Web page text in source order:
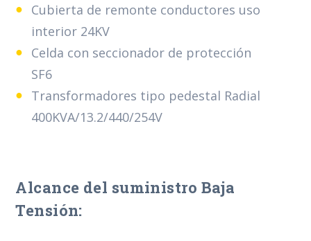
Cubierta de remonte conductores uso
interior 24KV
Celda con seccionador de protección
SF6
Transformadores tipo pedestal Radial
400KVA/13.2/440/254V
Alcance del suministro Baja
Tensión: